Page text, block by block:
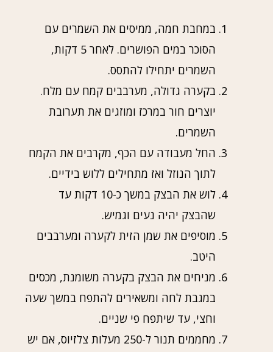
במחבת חמה, ממיסים את השמרים עם
הסוכר במים הפושרים. לאחר 5 דקות,
השמרים יתחילו להתסס.
בקערה גדולה, מערבבים קמח עם מלח.
יוצרים חור במרכז ומוזגים את תערובת
השמרים.
החל מעבודה עם הכף, מקרבים את הקמח
לתוך הנוזל ואז מתחילים ללוש בידיים.
לוש את הבצק במשך כ-10 דקות עד
שהבצק יהיה נעים וגמיש.
מוסיפים את שמן הזית לקערה ומערבבים
היטב.
מניחים את הבצק בקערה משומנת, מכסים
במגבת לחה ומשאירים להתפח במשך שעה
וחצי, עד שיתפח פי שניים.
מחממים תנור ל-250 מעלות צלזיוס, אם יש